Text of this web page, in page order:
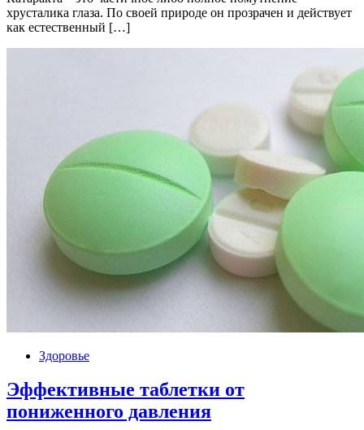
хрусталика глаза. По своей природе он прозрачен и действует
как естественный […]
Здоровье
Эффективные таблетки от
пониженного давления